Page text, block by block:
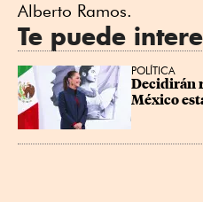
Alberto Ramos.
Te puede
POLÍTICA
Decidirán
México